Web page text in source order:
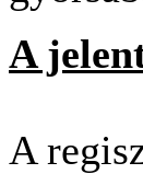
A
A